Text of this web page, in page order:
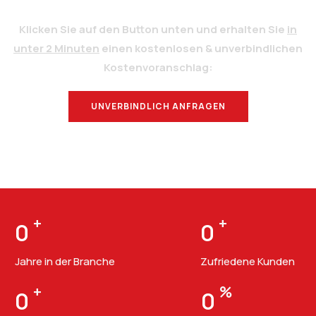
Klicken Sie auf den Button unten und erhalten Sie in
unter 2 Minuten einen kostenlosen & unverbindlichen
Kostenvoranschlag:
UNVERBINDLICH ANFRAGEN
0 +
Jahre in der Branche
0 +
Zufriedene Kunden
0 + 0 %